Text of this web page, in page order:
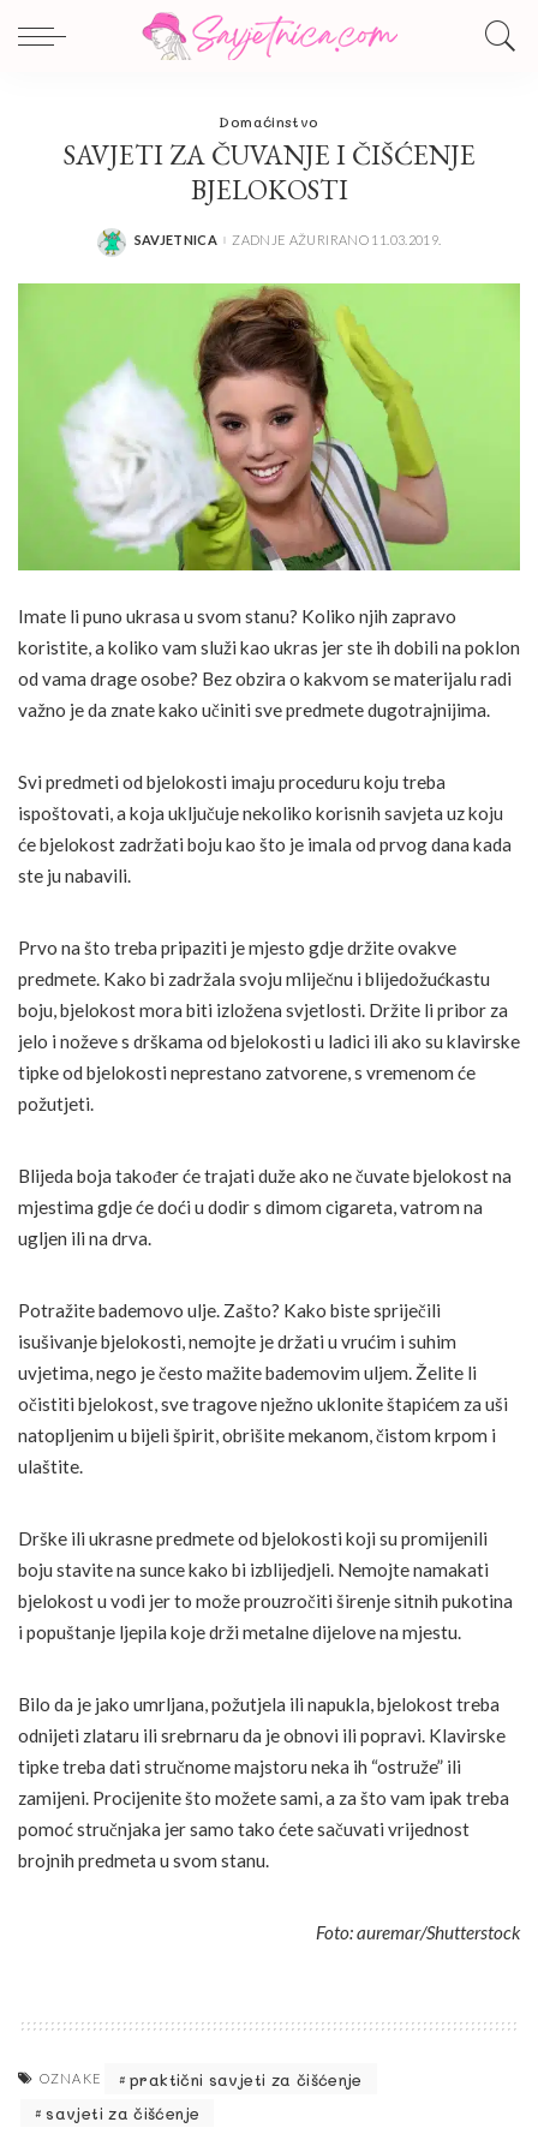
Domaćinstvo
SAVJETI ZA ČUVANJE I ČIŠĆENJE
BJELOKOSTI
POSTED
SAVJETNICA ZADNJE AŽURIRANO 11.03.2019.
Imate li puno ukrasa u svom stanu? Koliko njih zapravo
koristite, a koliko vam služi kao ukras jer ste ih dobili na poklon
od vama drage osobe? Bez obzira o kakvom se materijalu radi
važno je da znate kako učiniti sve predmete dugotrajnijima.
Svi predmeti od bjelokosti imaju proceduru koju treba
ispoštovati, a koja uključuje nekoliko korisnih savjeta uz koju
će bjelokost zadržati boju kao što je imala od prvog dana kada
ste ju nabavili.
Prvo na što treba pripaziti je mjesto gdje držite ovakve
predmete. Kako bi zadržala svoju mliječnu i blijedožućkastu
boju, bjelokost mora biti izložena svjetlosti. Držite li pribor za
jelo i noževe s drškama od bjelokosti u ladici ili ako su klavirske
tipke od bjelokosti neprestano zatvorene, s vremenom će
požutjeti.
Blijeda boja također će trajati duže ako ne čuvate bjelokost na
mjestima gdje će doći u dodir s dimom cigareta, vatrom na
ugljen ili na drva.
Potražite bademovo ulje. Zašto? Kako biste spriječili
isušivanje bjelokosti, nemojte je držati u vrućim i suhim
uvjetima, nego je često mažite bademovim uljem. Želite li
očistiti bjelokost, sve tragove nježno uklonite štapićem za uši
natopljenim u bijeli špirit, obrišite mekanom, čistom krpom i
ulaštite.
Drške ili ukrasne predmete od bjelokosti koji su promijenili
boju stavite na sunce kako bi izblijedjeli. Nemojte namakati
bjelokost u vodi jer to može prouzročiti širenje sitnih pukotina
i popuštanje ljepila koje drži metalne dijelove na mjestu.
Bilo da je jako umrljana, požutjela ili napukla, bjelokost treba
odnijeti zlataru ili srebrnaru da je obnovi ili popravi. Klavirske
tipke treba dati stručnome majstoru neka ih “ostruže” ili
zamijeni. Procijenite što možete sami, a za što vam ipak treba
pomoć stručnjaka jer samo tako ćete sačuvati vrijednost
brojnih predmeta u svom stanu.
Foto: auremar/Shutterstock
OZNAKE
praktični savjeti za čišćenje
savjeti za čišćenje